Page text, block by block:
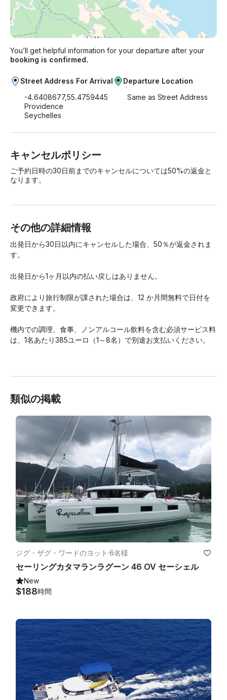
You’ll get helpful information for your departure after your
booking is confirmed.
Street Address For Arrival
-4.6408677,55.4759445
Providence
Seychelles
Departure Location
Same as Street Address
キャンセルポリシー
ご予約日時の30日前までのキャンセルについては50%の返金と
なります。
その他の詳細情報
出発日から30日以内にキャンセルした場合、50％が返金されま
す。
出発日から1ヶ月以内の払い戻しはありません。
政府により旅行制限が課された場合は、12 か月間無料で日付を
変更できます。
機内での調理、食事、ノンアルコール飲料を含む必須サービス料
は、1名あたり385ユーロ（1～8名）で別途お支払いください。
類似の掲載
ジグ・ザグ・ワードのヨット ·6名様
セーリングカタマランラグーン 46 OV セーシェル
New
$188時間